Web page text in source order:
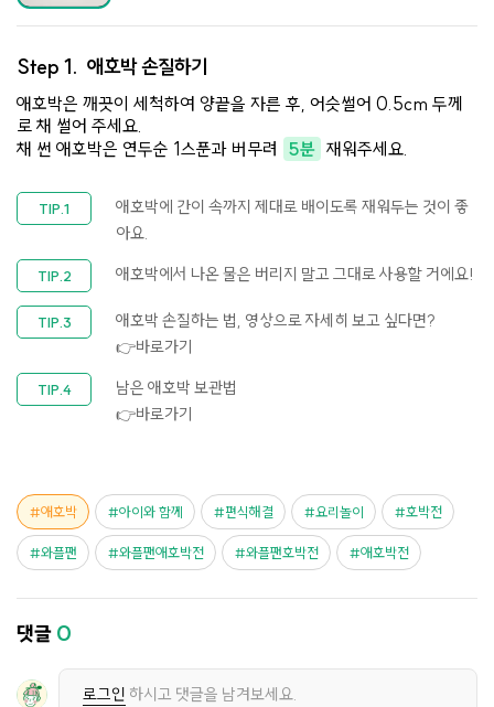
Step 1. 애호박 손질하기
애호박은 깨끗이 세척하여 양끝을 자른 후, 어슷썰어 0.5cm 두께
로 채 썰어 주세요.
채 썬 애호박은 연두순 1스푼과 버무려 5분 재워주세요.
애호박에 간이 속까지 제대로 배이도록 재워두는 것이 좋
아요.
애호박에서 나온 물은 버리지 말고 그대로 사용할 거에요!
애호박 손질하는 법, 영상으로 자세히 보고 싶다면?
👉바로가기
남은 애호박 보관법
👉바로가기
애호박 아이와 함께 편식해결 요리놀이 호박전
와플팬 와플팬애호박전 와플팬호박전 애호박전
댓글 0
로그인 하시고 댓글을 남겨보세요.